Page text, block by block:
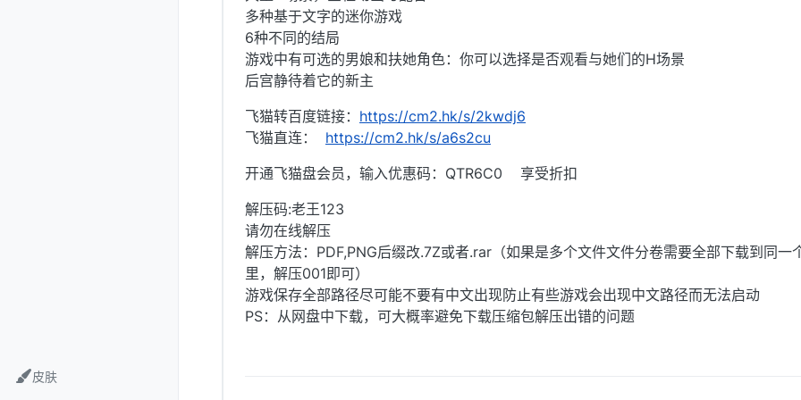
皮肤
多种基于文字的迷你游戏
6种不同的结局
游戏中有可选的男娘和扶她角色：你可以选择是否观看与她们的H场景
后宫静待着它的新主
飞猫转百度链接： https://cm2.hk/s/2kwdj6
飞猫直连： https://cm2.hk/s/a6s2cu
开通飞猫盘会员，输入优惠码：QTR6C0 享受折扣
解压码:老王123
请勿在线解压
解压方法：PDF,PNG后缀改.7Z或者.rar（如果是多个文件文件分卷需要全部下载到同一
里，解压001即可）
游戏保存全部路径尽可能不要有中文出现防止有些游戏会出现中文路径而无法启动
PS：从网盘中下载，可大概率避免下载压缩包解压出错的问题